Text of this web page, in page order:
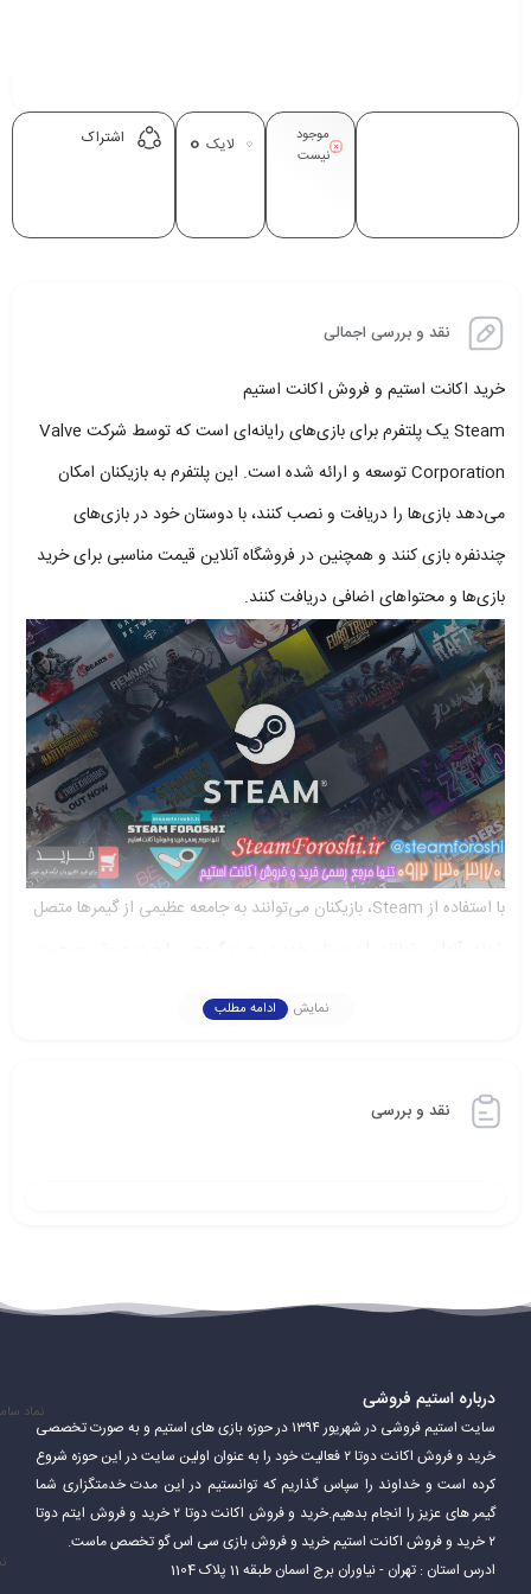
موجود
نیست
لایک 0 اشتراک
نقد و بررسی اجمالی
خرید اکانت استیم و فروش اکانت استیم
Steam یک پلتفرم برای بازی‌های رایانه‌ای است که توسط شرکت Valve
Corporation توسعه و ارائه شده است. این پلتفرم به بازیکنان امکان
می‌دهد بازی‌ها را دریافت و نصب کنند، با دوستان خود در بازی‌های
چندنفره بازی کنند و همچنین در فروشگاه آنلاین قیمت مناسبی برای خرید
بازی‌ها و محتواهای اضافی دریافت کنند.
با استفاده از Steam، بازیکنان می‌توانند به جامعه عظیمی از گیمرها متصل
Steam همچنین قابلیت‌های اضافی ارائه می‌دهد که به بازیکنان امکان
می‌دهد از آن لذت ببرند. این شامل سابقه بازی، برنامه و نمایه بازیکنان و
نمایش ادامه مطلب
نقد و بررسی
درباره استیم فروشی
سایت استیم فروشی در شهریور ۱۳۹۴ در حوزه بازی های استیم و به صورت تخصصی
خرید و فروش اکانت دوتا ۲ فعالیت خود را به عنوان اولین سایت در این حوزه شروع
کرده است و خداوند را سپاس گذاریم که توانستیم در این مدت خدمتگزاری شما
گیمر های عزیز را انجام بدهیم.خرید و فروش اکانت دوتا ۲ خرید و فروش ایتم دوتا
۲ خرید و فروش اکانت استیم خرید و فروش بازی سی اس گو تخصص ماست.
ادرس استان : تهران - نیاوران برج اسمان طبقه 11 پلاک 1104
نماد